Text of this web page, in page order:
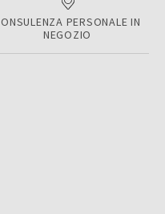
PERSONALE IN
NEGOZIO